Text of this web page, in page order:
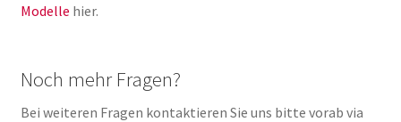
Modelle hier.
Noch mehr Fragen?
Bei weiteren Fragen kontaktieren Sie uns bitte vorab via